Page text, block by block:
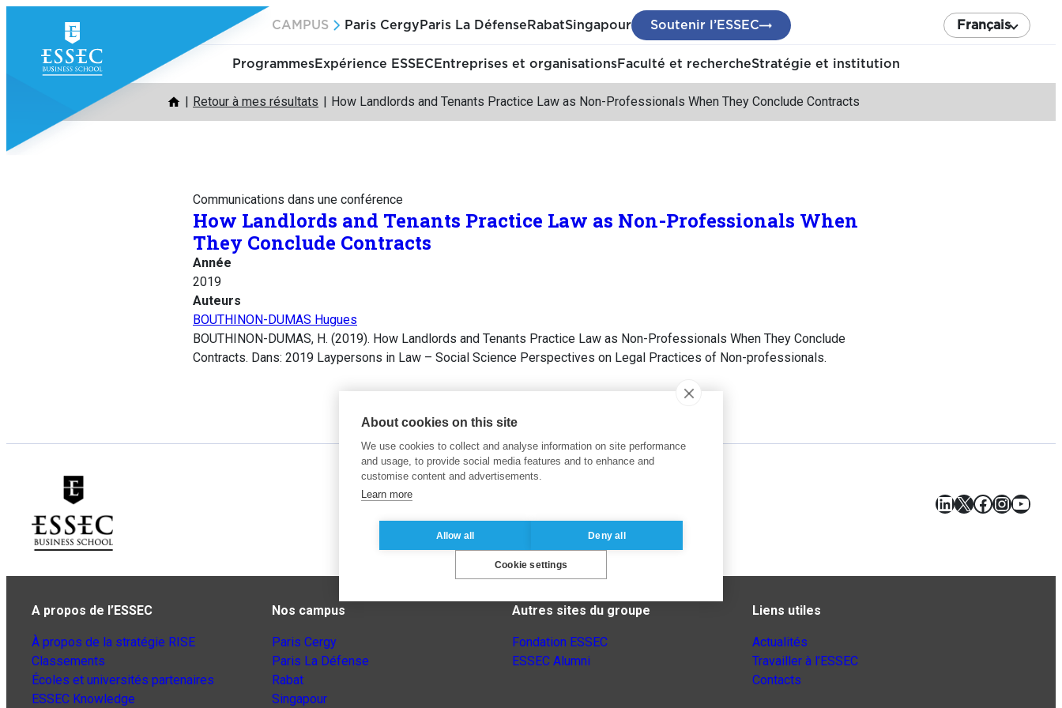
contenu
CAMPUS Paris Cergy Paris La Défense RabatSingapour Soutenir l’ESSEC Français
ProgrammesExpérience ESSEC Entreprises et organisationsFaculté et rechercheStratégie et institution
Retour à mes résultats How Landlords and Tenants Practice Law as Non-Professionals When They Conclude Contracts
Communications dans une conférence
How Landlords and Tenants Practice Law as Non-Professionals When
They Conclude Contracts
Année
2019
Auteurs
BOUTHINON-DUMAS Hugues
BOUTHINON-DUMAS, H. (2019). How Landlords and Tenants Practice Law as Non-Professionals When They Conclude
Contracts. Dans: 2019 Laypersons in Law – Social Science Perspectives on Legal Practices of Non-professionals.
LinkedIn
X Facebook
A propos de l’ESSEC
À propos de la stratégie RISE
Classements
Écoles et universités partenaires
ESSEC Knowledge
Nos campus
Paris Cergy
Paris La Défense
Rabat
Singapour
Autres sites du groupe
Fondation ESSEC
ESSEC Alumni
Liens utiles
Actualités
Travailler à l’ESSEC
Contacts
About cookies on this site
We use cookies to collect and analyse information on site performance
and usage, to provide social media features and to enhance and
customise content and advertisements.
Learn more
Allow all Deny all
Cookie settings